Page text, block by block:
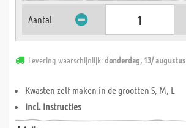
Aantal
Levering waarschijnlijk:donderdag, 13/ augustus
Kwasten zelf maken in de grootten S, M, L
incl. Instructies